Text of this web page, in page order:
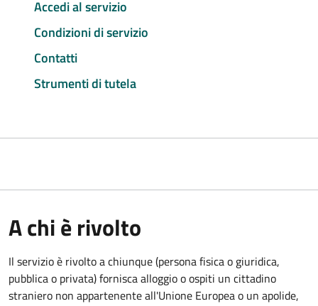
Accedi al servizio
Condizioni di servizio
Contatti
Strumenti di tutela
A chi è rivolto
Il servizio è rivolto a chiunque (persona fisica o giuridica,
pubblica o privata) fornisca alloggio o ospiti un cittadino
straniero non appartenente all'Unione Europea o un apolide,